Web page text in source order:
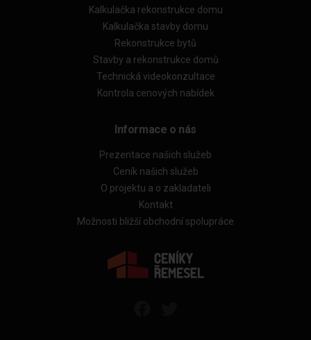
Kalkulačka rekonstrukce domu
Kalkulačka stavby domu
Rekonstrukce bytů
Stavby a rekonstrukce domů
Technická videokonzultace
Kontrola cenových nabídek
Informace o nás
Prezentace našich služeb
Ceník našich služeb
O projektu a o zakladateli
Kontakt
Možnosti bližší obchodní spolupráce